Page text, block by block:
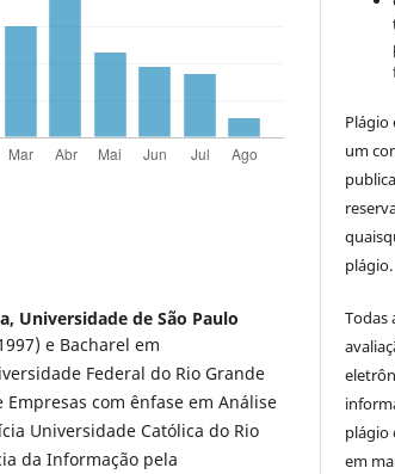
Universidade de São Paulo
e Bacharel em
Federal do Rio Grande
com ênfase em Análise
Universidade Católica do Rio
da Informação pela
Plágio
um
plágio.
Todas
plágio
em